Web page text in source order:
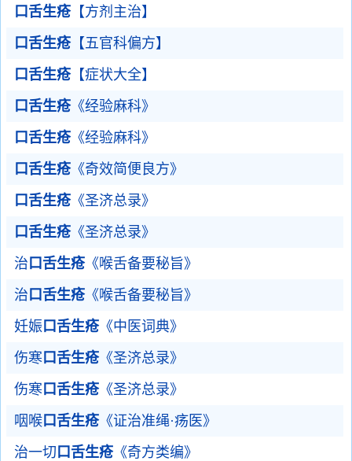
口舌生疮【方剂主治】
口舌生疮【五官科偏方】
口舌生疮【症状大全】
口舌生疮《经验麻科》
口舌生疮《经验麻科》
口舌生疮《奇效简便良方》
口舌生疮《圣济总录》
口舌生疮《圣济总录》
治 口舌生疮《喉舌备要秘旨》
治 口舌生疮《喉舌备要秘旨》
妊娠 口舌生疮《中医词典》
伤寒 口舌生疮《圣济总录》
伤寒 口舌生疮《圣济总录》
咽喉 口舌生疮《证治准绳·疡医》
治一切 口舌生疮《奇方类编》